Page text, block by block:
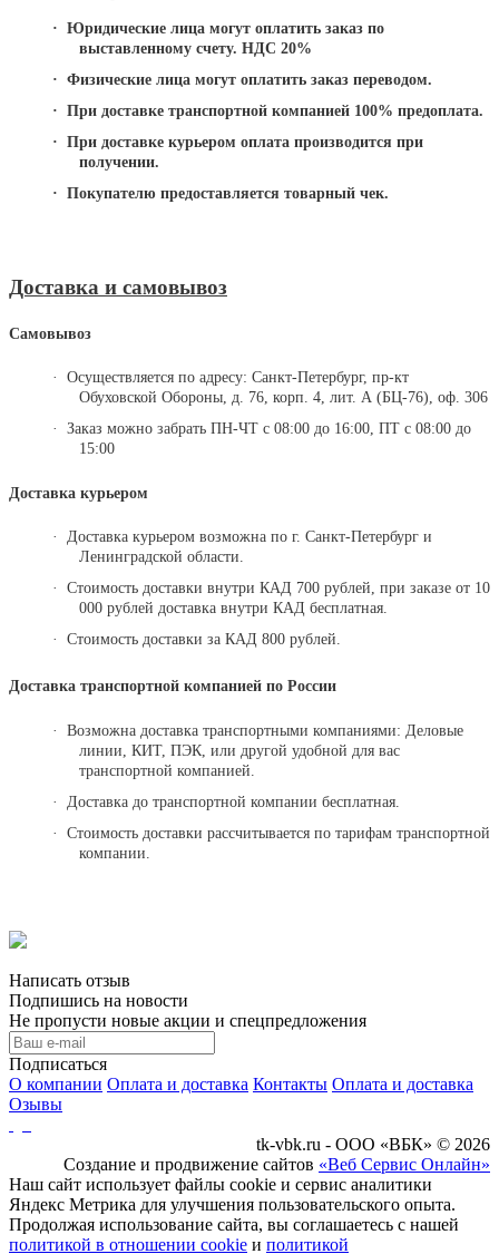
· Юридические лица могут оплатить заказ по
выставленному счету. НДС 20%
· Физические лица могут оплатить заказ переводом.
· При доставке транспортной компанией 100% предоплата.
· При доставке курьером оплата производится при
получении.
· Покупателю предоставляется товарный чек.
Доставка и самовывоз
Самовывоз
· Осуществляется по адресу: Санкт-Петербург, пр-кт
Обуховской Обороны, д. 76, корп. 4, лит. А (БЦ-76), оф. 306
·
Заказ можно забрать ПН-ЧТ с 08:00 до 16:00, ПТ с 08:00 до
15:00
Доставка курьером
·
Доставка курьером возможна по г. Санкт-Петербург и
Ленинградской области.
·
Стоимость доставки внутри КАД 700 рублей, при заказе от 10
000 рублей доставка внутри КАД бесплатная.
·
Стоимость доставки за КАД 800 рублей.
Доставка транспортной компанией по России
·
Возможна доставка транспортными компаниями: Деловые
линии, КИТ, ПЭК, или другой удобной для вас
транспортной компанией.
·
Доставка до транспортной компании бесплатная.
·
Стоимость доставки рассчитывается по тарифам транспортной
компании.
Написать отзыв
Подпишись на новости
Не пропусти новые акции и спецпредложения
Подписаться
О компании Оплата и доставка Контакты Оплата и доставка
Озывы
tk-vbk.ru - ООО «ВБК» © 2026
Создание и продвижение сайтов «Веб Сервис Онлайн»
Наш сайт использует файлы cookie и сервис аналитики
Яндекс Метрика для улучшения пользовательского опыта.
Продолжая использование сайта, вы соглашаетесь с нашей
политикой в отношении cookie и политикой